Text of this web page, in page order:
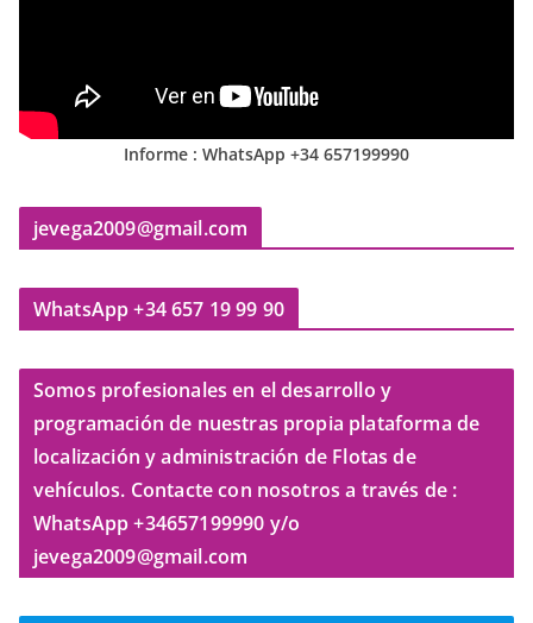
Informe : WhatsApp +34 657199990
jevega2009@gmail.com
WhatsApp +34 657 19 99 90
Somos profesionales en el desarrollo y
programación de nuestras propia plataforma de
localización y administración de Flotas de
vehículos. Contacte con nosotros a través de :
WhatsApp +34657199990 y/o
jevega2009@gmail.com